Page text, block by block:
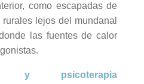
como escapadas de
lejos del mundanal
las fuentes de calor
y psicoterapia